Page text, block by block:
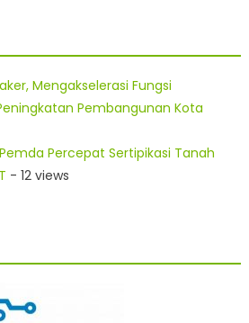
Mengakselerasi Fungsi
Pembangunan Kota
Percepat Sertipikasi Tanah
- 12 views